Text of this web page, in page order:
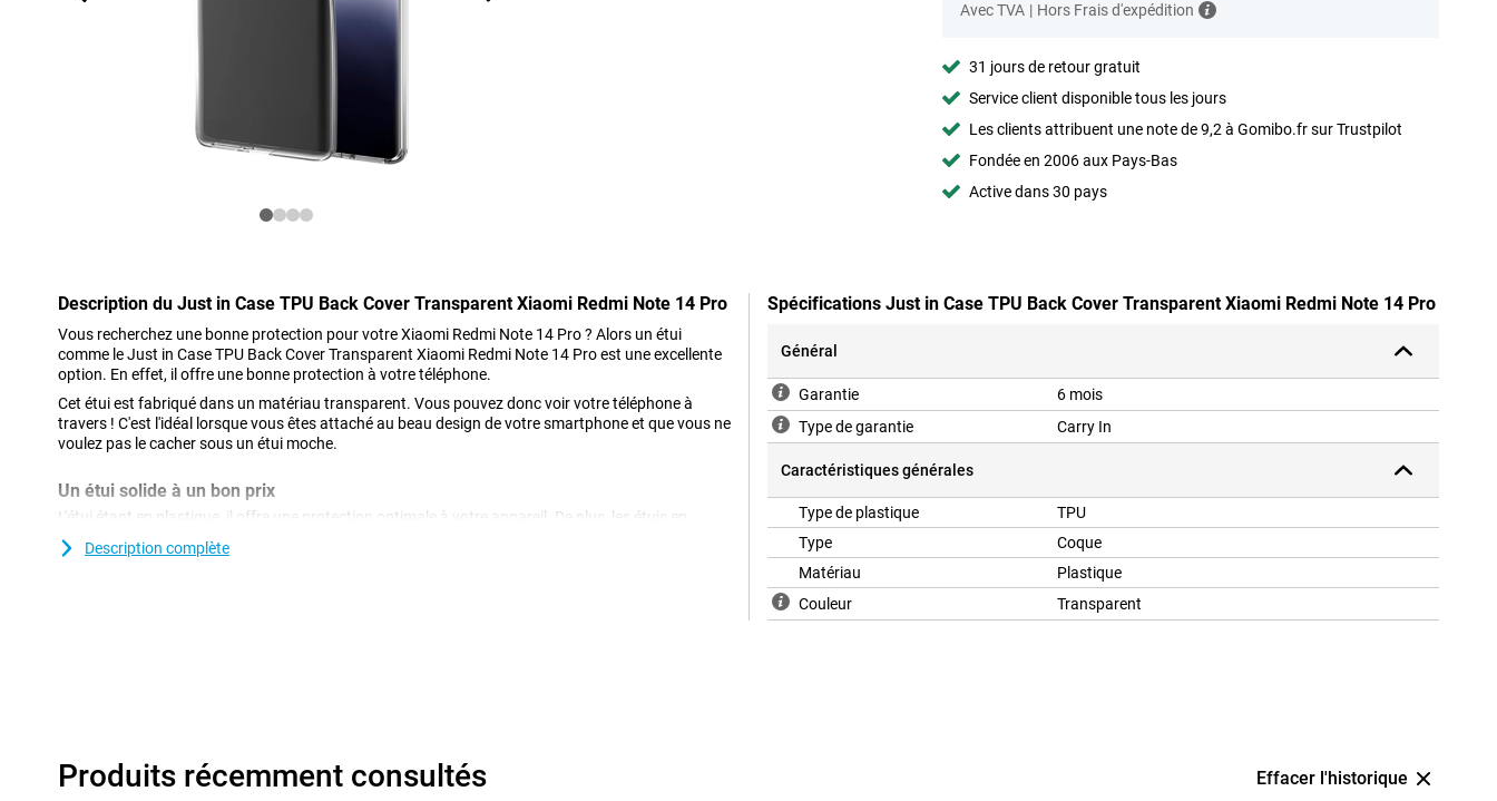
Avec TVA | Hors Frais d'expédition
31 jours de retour gratuit
Service client disponible tous les jours
Les clients attribuent une note de 9,2 à Gomibo.fr sur Trustpilot
Fondée en 2006 aux Pays-Bas
Active dans 30 pays
Description du Just in Case TPU Back Cover Transparent Xiaomi Redmi Note 14 Pro
Vous recherchez une bonne protection pour votre Xiaomi Redmi Note 14 Pro ? Alors un étui
comme le Just in Case TPU Back Cover Transparent Xiaomi Redmi Note 14 Pro est une excellente
option. En effet, il offre une bonne protection à votre téléphone.
Cet étui est fabriqué dans un matériau transparent. Vous pouvez donc voir votre téléphone à
travers ! C'est l'idéal lorsque vous êtes attaché au beau design de votre smartphone et que vous ne
voulez pas le cacher sous un étui moche.
Un étui solide à un bon prix
L'étui étant en plastique, il offre une protection optimale à votre appareil. De plus, les étuis en
plastique sont souvent moins chers que les autres. Avec une couverture arrière, vous couvrez
l'arrière et les côtés de votre téléphone, ce qui réduit les risques de rayures et de bosses sur votre
Description complète
Spécifications Just in Case TPU Back Cover Transparent Xiaomi Redmi Note 14 Pro
Général
Garantie
6 mois
Type de garantie
Carry In
Caractéristiques générales
Type de plastique
TPU
Type
Coque
Matériau
Plastique
Couleur
Transparent
Produits récemment consultés Effacer l'historique